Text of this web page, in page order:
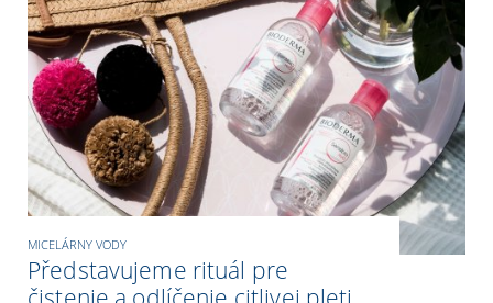
MICELÁRNY VODY
Představujeme rituál pre